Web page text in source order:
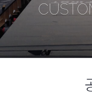
사업소개
채용정보